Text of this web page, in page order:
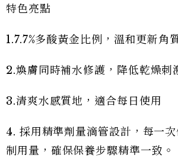
特色亮點
1.7.7%多酸黃金比例，溫和更新角
2.煥膚同時補水修護，降低乾燥刺
3.清爽水感質地，適合每日使用
4. 採用精準劑量滴管設計，每一
制用量，確保保養步驟精準一致。